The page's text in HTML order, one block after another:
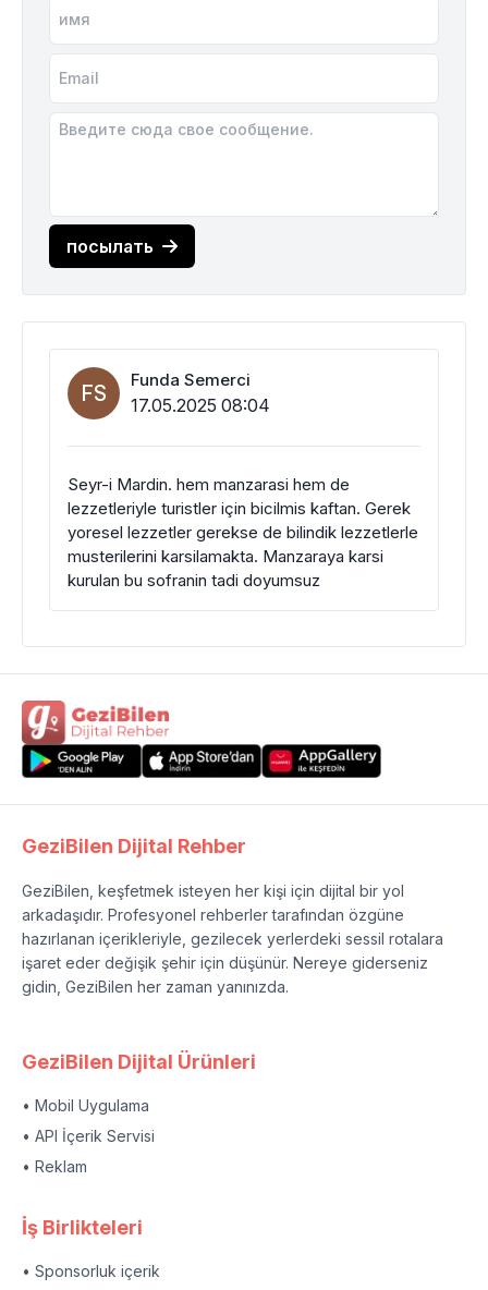
посылать
FS Funda Semerci
17.05.2025 08:04
Seyr-i Mardin. hem manzarasi hem de
lezzetleriyle turistler için bicilmis kaftan. Gerek
yoresel lezzetler gerekse de bilindik lezzetlerle
musterilerini karsilamakta. Manzaraya karsi
kurulan bu sofranin tadi doyumsuz
GeziBilen Dijital Rehber
GeziBilen, keşfetmek isteyen her kişi için dijital bir yol
arkadaşıdır. Profesyonel rehberler tarafından özgüne
hazırlanan içerikleriyle, gezilecek yerlerdeki sessil rotalara
işaret eder değişik şehir için düşünür. Nereye giderseniz
gidin, GeziBilen her zaman yanınızda.
GeziBilen Dijital Ürünleri
• Mobil Uygulama
• API İçerik Servisi
• Reklam
İş Birlikteleri
• Sponsorluk içerik